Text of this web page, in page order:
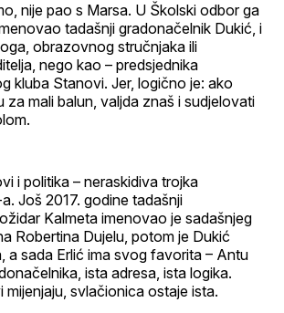
nije pao s Marsa. U Školski odbor ga
tadašnji gradonačelnik Dukić, i
obrazovnog stručnjaka ili
nego kao – predsjednika
kluba Stanovi. Jer, logično je: ako
za mali balun, valjda znaš i sudjelovati
i politika – neraskidiva trojka
Još 2017. godine tadašnji
Kalmeta imenovao je sadašnjeg
Robertina Dujelu, potom je Dukić
a sada Erlić ima svog favorita – Antu
ista adresa, ista logika.
mijenjaju, svlačionica ostaje ista.